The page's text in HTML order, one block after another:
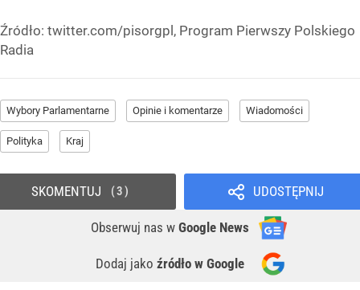
Źródło: twitter.com/pisorgpl, Program Pierwszy Polskiego
Radia
Wybory Parlamentarne Opinie i komentarze Wiadomości
Polityka Kraj
UDOSTĘPNIJ
Obserwuj nas w Google News
Dodaj jako źródło w Google
SKOMENTUJ 3